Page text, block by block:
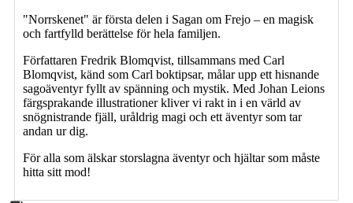
"Norrskenet" är första delen i Sagan om Frejo – en magisk
och fartfylld berättelse för hela familjen.
Författaren Fredrik Blomqvist, tillsammans med Carl
Blomqvist, känd som Carl boktipsar, målar upp ett hisnande
sagoäventyr fyllt av spänning och mystik. Med Johan Leions
färgsprakande illustrationer kliver vi rakt in i en värld av
snögnistrande fjäll, uråldrig magi och ett äventyr som tar
andan ur dig.
För alla som älskar storslagna äventyr och hjältar som måste
hitta sitt mod!